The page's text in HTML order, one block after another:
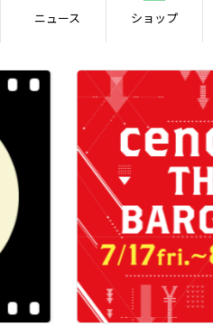
ニュース ショップ